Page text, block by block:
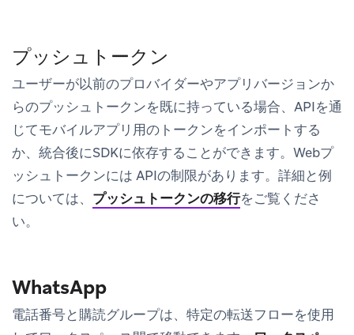
プッシュトークン
ユーザーが以前のプロバイダーやアプリバージョンか
らのプッシュトークンを既に持っている場合、APIを通
じてモバイルアプリ用のトークンをインポートする
か、統合後にSDKに依存することができます。Webプ
ッシュトークンには APIの制限があります。詳細と例
については、 プッシュトークンの移行をご覧くださ
い。
WhatsApp
電話番号と購読グループは、特定の転送フローを使用